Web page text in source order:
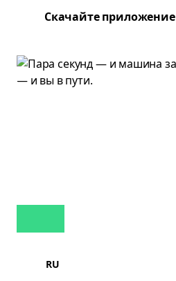
Скачайте приложение
RU